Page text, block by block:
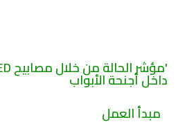
داخل أجنحة الأبواب
مبدأ العمل